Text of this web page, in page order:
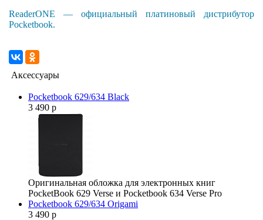
ReaderONE — официальный платиновый дистрибутор
Pocketbook.
Аксессуары
Pocketbook 629/634 Black
3 490 р
Оригинальная обложка для электронных книг
PocketBook 629 Verse и Pocketbook 634 Verse Pro
Pocketbook 629/634 Origami
3 490 р